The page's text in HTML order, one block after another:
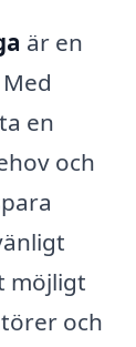
är en
en
och
möjligt
och